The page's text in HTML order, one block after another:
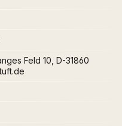
Feld 10, D-31860